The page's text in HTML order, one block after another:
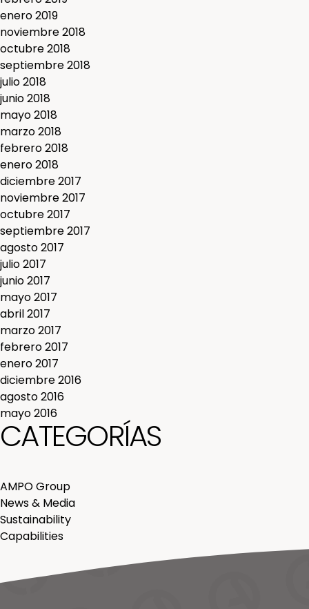
enero 2019
noviembre 2018
octubre 2018
septiembre 2018
julio 2018
junio 2018
mayo 2018
marzo 2018
febrero 2018
enero 2018
diciembre 2017
noviembre 2017
octubre 2017
septiembre 2017
agosto 2017
julio 2017
junio 2017
mayo 2017
abril 2017
marzo 2017
febrero 2017
enero 2017
diciembre 2016
agosto 2016
mayo 2016
CATEGORÍAS
AMPO Group
News & Media
Sustainability
Capabilities